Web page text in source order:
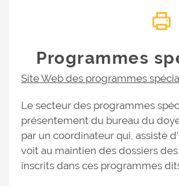
Programmes
Site Web des programmes
Le secteur des programmes
présentement du bureau du
par un coordinateur qui, assisté
voit au maintien des dossiers
inscrits dans ces programmes